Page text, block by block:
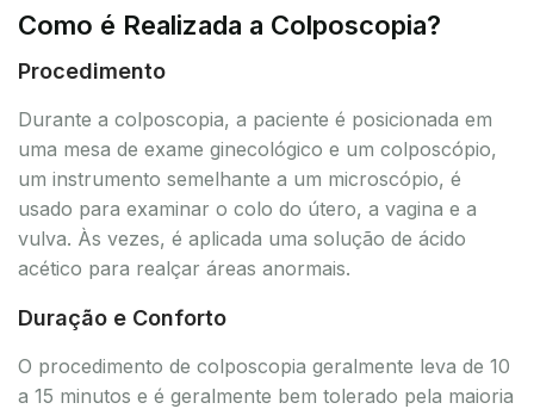
Como é Realizada a Colposcopia?
Procedimento
Durante a colposcopia, a paciente é posicionada em
uma mesa de exame ginecológico e um colposcópio,
um instrumento semelhante a um microscópio, é
usado para examinar o colo do útero, a vagina e a
vulva. Às vezes, é aplicada uma solução de ácido
acético para realçar áreas anormais.
Duração e Conforto
O procedimento de colposcopia geralmente leva de 10
a 15 minutos e é geralmente bem tolerado pela maioria